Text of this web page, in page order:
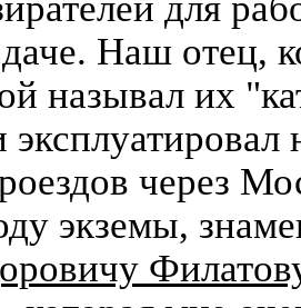
Наш отец,
называл их
через
экземы,